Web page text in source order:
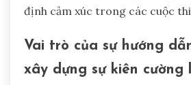
định cảm xúc trong các cuộc
Vai trò của sự hướng
xây dựng sự kiên cường